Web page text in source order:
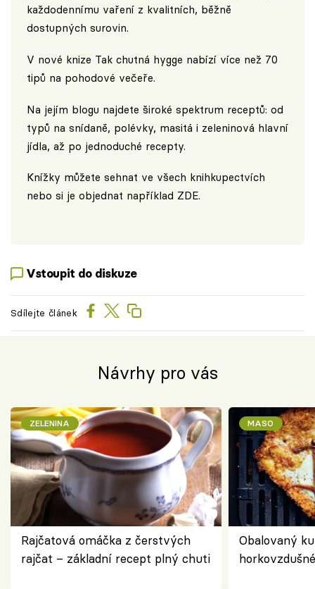
každodennímu vaření z kvalitních, běžně
dostupných surovin.
V nové knize Tak chutná hygge nabízí více než 70
tipů na pohodové večeře.
Na jejím blogu najdete široké spektrum receptů: od
typů na snídaně, polévky, masitá i zeleninová hlavní
jídla, až po jednoduché recepty.
Knížky můžete sehnat ve všech knihkupectvích
nebo si je objednat například ZDE.
Vstoupit do diskuze
Sdílejte článek
Návrhy pro vás
ZELENINA
Rajčatová omáčka z čerstvých
rajčat – základní recept plný chuti
MASO
Obalovaný